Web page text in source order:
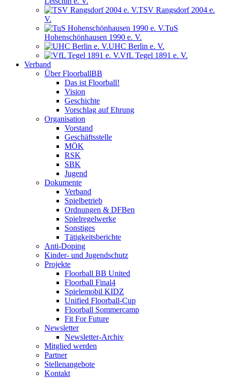
TSV Rangsdorf 2004 e.
V.
TuS
Hohenschönhausen 1990 e. V.
UHC Berlin e. V.
VfL Tegel 1891 e. V.
Verband
Über FloorballBB
Das ist Floorball!
Vision
Geschichte
Vorschlag auf Ehrung
Organisation
Vorstand
Geschäftsstelle
MÖK
RSK
SBK
Jugend
Dokumente
Verband
Spielbetrieb
Ordnungen & DFBen
Spielregelwerke
Sonstiges
Tätigkeitsberichte
Anti-Doping
Kinder- und Jugendschutz
Projekte
Floorball BB United
Floorball Final4
Spielemobil KIDZ
Unified Floorball-Cup
Floorball Sommercamp
Fit For Future
Newsletter
Newsletter-Archiv
Mitglied werden
Partner
Stellenangebote
Kontakt